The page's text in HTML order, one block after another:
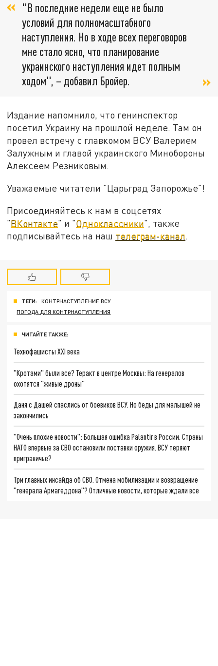
"В последние недели еще не было
условий для полномасштабного
наступления. Но в ходе всех переговоров
мне стало ясно, что планирование
украинского наступления идет полным
ходом", – добавил Бройер.
Издание напомнило, что генинспектор
посетил Украину на прошлой неделе. Там он
провел встречу с главкомом ВСУ Валерием
Залужным и главой украинского Минобороны
Алексеем Резниковым.
Уважаемые читатели "Царьград Запорожье"!
Присоединяйтесь к нам в соцсетях
"ВКонтакте" и "Одноклассники", также
подписывайтесь на наш телеграм-канал.
ТЕГИ:
КОНТРНАСТУПЛЕНИЕ ВСУ
ПОГОДА ДЛЯ КОНТРНАСТУПЛЕНИЯ
ЧИТАЙТЕ ТАКЖЕ:
Технофашисты XXI века
"Кротами" были все? Теракт в центре Москвы: На генералов
охотятся "живые дроны"
Даня с Дашей спаслись от боевиков ВСУ. Но беды для малышей не
закончились
"Очень плохие новости": Большая ошибка Palantir в России. Страны
НАТО впервые за СВО остановили поставки оружия. ВСУ теряют
приграничье?
Три главных инсайда об СВО. Отмена мобилизации и возвращение
"генерала Армагеддона"? Отличные новости, которые ждали все